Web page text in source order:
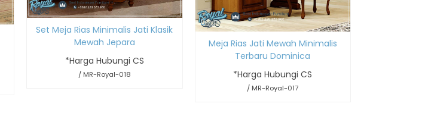
Set Meja Rias Minimalis Jati Klasik
Mewah Jepara
*Harga Hubungi CS
/ MR-Royal-018
Meja Rias Jati Mewah Minimalis
Terbaru Dominica
*Harga Hubungi CS
/ MR-Royal-017